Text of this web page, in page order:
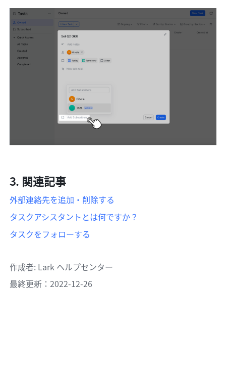
関連記事
外部連絡先を追加・削除する
タスクアシスタントとは何ですか？
タスクをフォローする
作成者: Lark ヘルプセンター
最終更新：2022-12-26